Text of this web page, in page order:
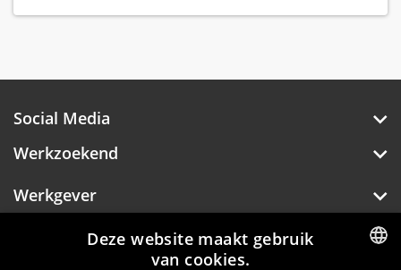
Social Media
Werkzoekend
Werkgever
Over Hotelprofessionals
Deze website maakt gebruik
van cookies.